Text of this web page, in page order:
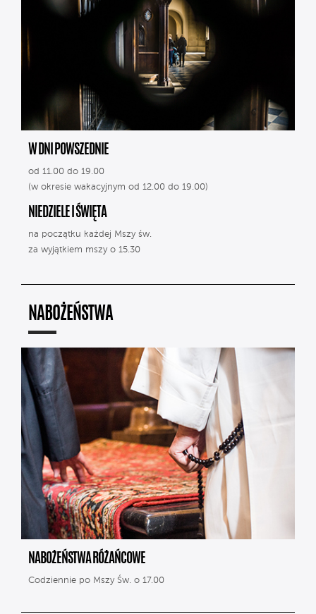
W DNI POWSZEDNIE
od 11.00 do 19.00
(w okresie wakacyjnym od 12.00 do 19.00)
NIEDZIELE I ŚWIĘTA
na początku każdej Mszy św.
za wyjątkiem mszy o 15.30
NABOŻEŃSTWA
NABOŻEŃSTWA RÓŻAŃCOWE
Codziennie po Mszy Św. o 17.00